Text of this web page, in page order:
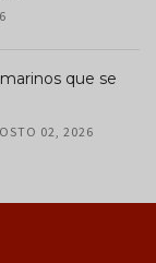
que se
02, 2026